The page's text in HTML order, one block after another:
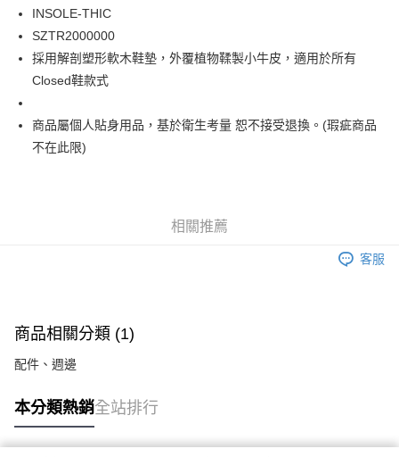
宅配
每筆NT$120
INSOLE-THIC
SZTR2000000
採用解剖塑形軟木鞋墊，外覆植物鞣製小牛皮，適用於所有
Closed鞋款式
商品屬個人貼身用品，基於衛生考量 恕不接受退換。(瑕疵商品
不在此限)
相關推薦
客服
商品相關分類 (1)
配件、週邊
本分類熱銷全站排行